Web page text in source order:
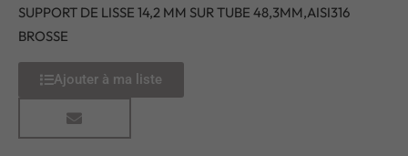
SUPPORT DE LISSE 14,2 MM SUR TUBE 48,3MM,AISI316
BROSSE
Ajouter à ma liste